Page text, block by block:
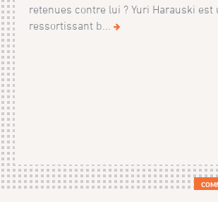
retenues contre lui ? Yuri Harauski est
ressortissant b...